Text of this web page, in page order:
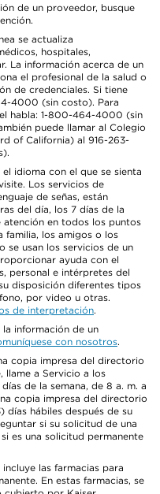
de un proveedor, busque
se actualiza
hospitales,
La información acerca de un
el profesional de la salud o
de credenciales. Si tiene
4000 (sin costo). Para
habla: 1-800-464-4000 (sin
puede llamar al Colegio
of California) al 916-263-
idioma con el que se sienta
Los servicios de
de señas, están
del día, los 7 días de la
en todos los puntos
familia, los amigos o los
se usan los servicios de un
ayuda con el
personal e intérpretes del
disposición diferentes tipos
por video u otras.
de interpretación.
información de un
con nosotros.
copia impresa del directorio
llame a Servicio a los
de la semana, de 8 a. m. a
copia impresa del directorio
días hábiles después de su
si su solicitud de una
es una solicitud permanente
las farmacias para
En estas farmacias, se